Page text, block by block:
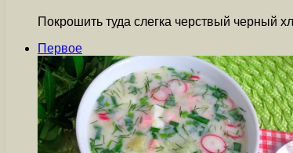
Покрошить туда слегка черствый черный
Первое